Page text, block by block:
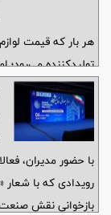
هر بار که قیمت
تولیدکننده می‌رود؛
دست کارخانه
کوتاهی جهش‌های
هزینه تولید نیز
باشد یا باید از
با حضور مدیران،
رویدادی که با
بازخوانی نقش